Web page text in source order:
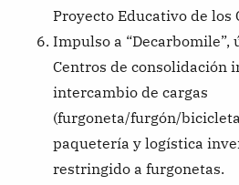
Proyecto Educativo de los
Impulso a
Centros de consolidación
intercambio de cargas
(furgoneta/furgón/
paquetería y logística
restringido a furgonetas.